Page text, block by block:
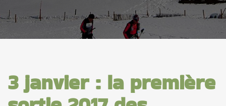
3 janvier : la première